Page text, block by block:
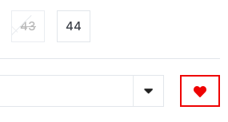
43 44